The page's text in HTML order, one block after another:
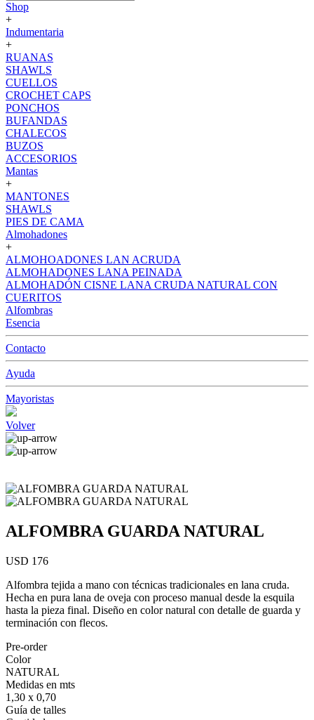
Shop
+
Indumentaria
+
RUANAS
SHAWLS
CUELLOS
CROCHET CAPS
PONCHOS
BUFANDAS
CHALECOS
BUZOS
ACCESORIOS
Mantas
+
MANTONES
SHAWLS
PIES DE CAMA
Almohadones
+
ALMOHOADONES LAN ACRUDA
ALMOHADONES LANA PEINADA
ALMOHADÓN CISNE LANA CRUDA NATURAL CON
CUERITOS
Alfombras
Esencia
Contacto
Ayuda
Mayoristas
Volver
ALFOMBRA GUARDA NATURAL
USD 176
Alfombra tejida a mano con técnicas tradicionales en lana cruda.
Hecha en pura lana de oveja con proceso manual desde la esquila
hasta la pieza final. Diseño en color natural con detalle de guarda y
terminación con flecos.
Pre-order
Color
NATURAL
Medidas en mts
1,30 x 0,70
Guía de talles